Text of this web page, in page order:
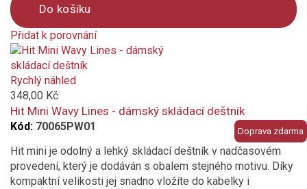
Do košíku
Přidat k porovnání
Product
is
added
to
compare
Doprava zdarma
Rychlý náhled
348,00 Kč
Hit Mini Wavy Lines - dámský skládací deštník
Kód: 70065PW01
Hit mini je odolný a lehký skládací deštník v nadčasovém
provedení, který je dodáván s obalem stejného motivu. Díky
kompaktní velikosti jej snadno vložíte do kabelky i